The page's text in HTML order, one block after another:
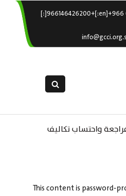
الالكترونى
واحتساب تكاليف
This content is password-